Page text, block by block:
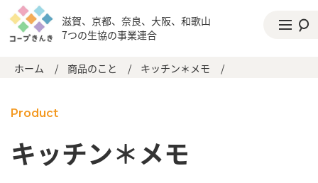
滋賀、京都、奈良、大阪、和歌山
7つの生協の事業連合
ホーム / 商品のこと / キッチン＊メモ /
Product
キッチン＊メモ